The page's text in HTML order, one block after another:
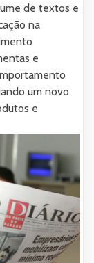
de textos e
na
e
um novo
e